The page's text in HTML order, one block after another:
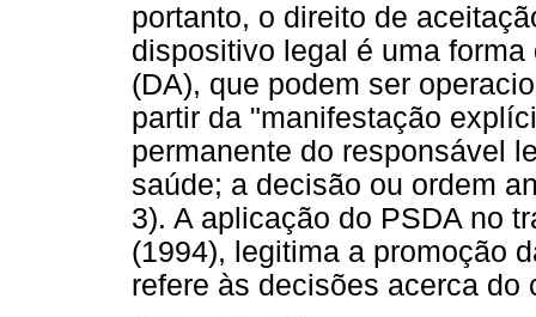
portanto, o direito de
dispositivo legal é uma
(DA), que podem ser
partir da "manifestação
permanente do responsável
saúde; a decisão ou ordem
3). A aplicação do PSDA no
(1994), legitima a promoção
refere às decisões acerca do